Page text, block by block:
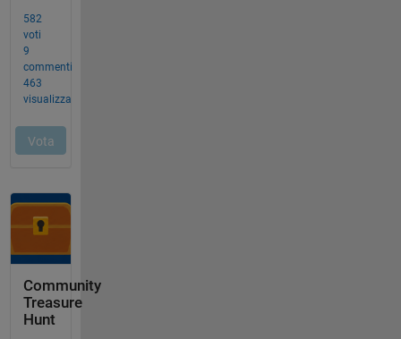
Community
Treasure
Hunt